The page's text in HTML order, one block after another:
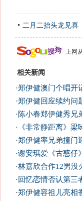
二月二抬头龙见喜
上网
相关新闻
·郑伊健澳门个唱开
·郑伊健回应续约问
·陈小春郑伊健秀兄
· 《非常静距离》
·郑伊健率兄弟撞门
·谢安琪爱《古惑仔
·林嘉欣合作12男没
·回忆恋情否认第三
·郑伊健容祖儿亮相